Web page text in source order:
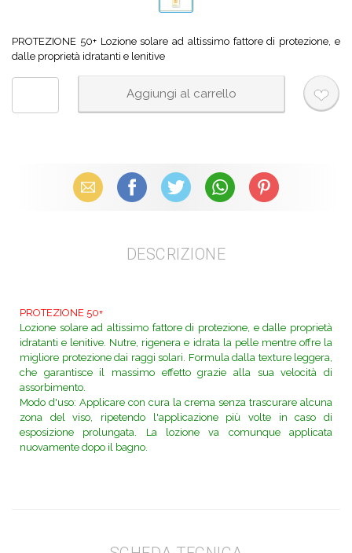
PROTEZIONE 50+ Lozione solare ad altissimo fattore di protezione, e
dalle proprietà idratanti e lenitive
Email Facebook X (Twitter) WhatsAppPinterest
DESCRIZIONE
PROTEZIONE 50+
Lozione solare ad altissimo fattore di protezione, e dalle proprietà
idratanti e lenitive. Nutre, rigenera e idrata la pelle mentre offre la
migliore protezione dai raggi solari. Formula dalla texture leggera,
che garantisce il massimo effetto grazie alla sua velocità di
assorbimento.
Modo d'uso: Applicare con cura la crema senza trascurare alcuna
zona del viso, ripetendo l'applicazione più volte in caso di
esposizione prolungata. La lozione va comunque applicata
nuovamente dopo il bagno.